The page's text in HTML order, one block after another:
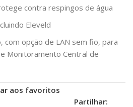
contra respingos de água
Eleveld
com opção de LAN sem fio, para
Monitoramento Central de
aos favoritos
Partilhar: